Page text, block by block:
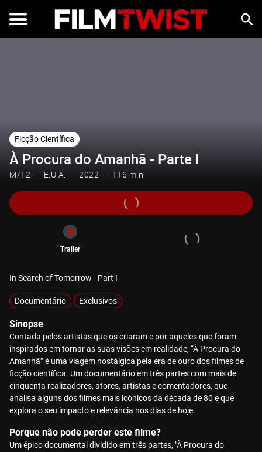
Ficção Científica
À Procura do Amanhã - Parte I
M/12 E.U.A. 2022 116 min
Trailer
In Search of Tomorrow - Part I
Documentário Exclusivos
Sinopse
Contada pelos artistas que os criaram e por aqueles que foram
inspirados em tornar as suas visões em realidade, “À Procura do
Amanhã” é uma viagem nostálgica pela era de ouro dos filmes de
ficção científica. Um documentário em três partes com mais de
cinquenta realizadores, atores, artistas e comentadores, que
analisa alguns dos filmes mais icónicos da década de 80 e que
explora o seu impacto e relevância nos dias de hoje.
Porque não pode perder este filme?
Um épico documental dividido em três partes, "À Procura do